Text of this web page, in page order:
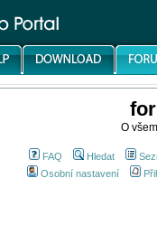
O
FAQ Hledat
Osobní nastavení